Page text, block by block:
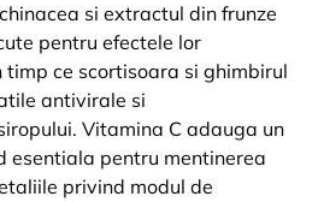
si extractul din frunze
pentru efectele lor
ce scortisoara si ghimbirul
antivirale si
Vitamina C adauga un
esentiala pentru mentinerea
privind modul de